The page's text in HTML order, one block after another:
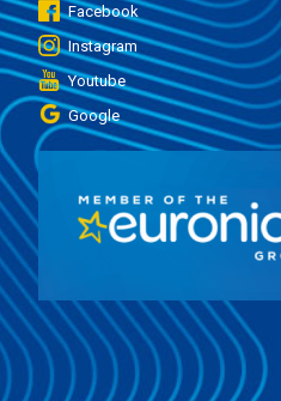
Facebook
Instagram
Youtube
Google